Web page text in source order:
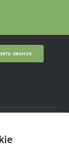
звонок